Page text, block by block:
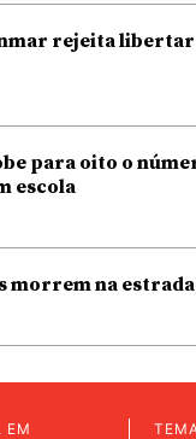
rejeita libertar
para oito o
escola
morrem na estrada
EM